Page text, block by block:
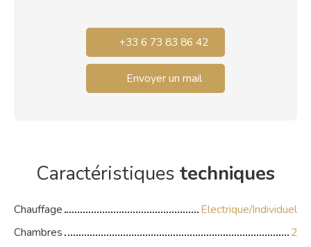
+33 6 73 83 86 42
Envoyer un mail
Caractéristiques techniques
Chauffage
Electrique/Individuel
Chambres
2